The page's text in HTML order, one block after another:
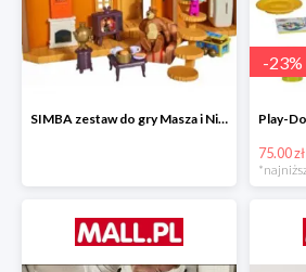
SIMBA zestaw do gry Masza i Niedźwiedź - Duży dom Maszy -15%
-23%
75.00 zł